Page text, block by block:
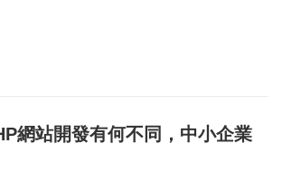
網站開發有何不同，中小企業